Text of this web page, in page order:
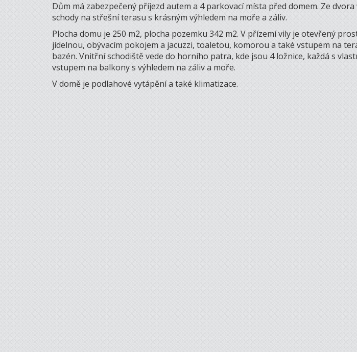
Dům má zabezpečený příjezd autem a 4 parkovací místa před domem. Ze
schody na střešní terasu s krásným výhledem na moře a záliv.
Plocha domu je 250 m2, plocha pozemku 342 m2. V přízemí vily je otevřený
jídelnou, obývacím pokojem a jacuzzi, toaletou, komorou a také vstupem na
bazén. Vnitřní schodiště vede do horního patra, kde jsou 4 ložnice, každá s
vstupem na balkony s výhledem na záliv a moře.
V domě je podlahové vytápění a také klimatizace.